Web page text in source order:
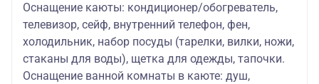
Оснащение каюты: кондиционер/обогреватель,
телевизор, сейф, внутренний телефон, фен,
холодильник, набор посуды (тарелки, вилки, ножи,
стаканы для воды), щетка для одежды, тапочки.
Оснащение ванной комнаты в каюте: душ,